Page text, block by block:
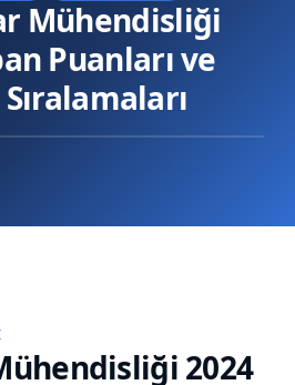
Mühendisliği
Puanları ve
Sıralamaları
2024